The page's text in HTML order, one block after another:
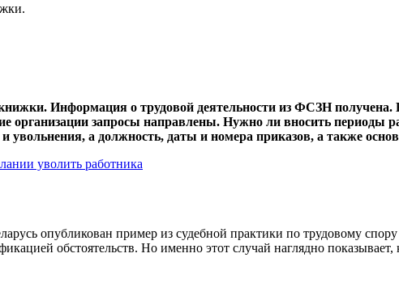
Информация о трудовой деятельности из ФСЗН
организации запросы направлены. Нужно ли вносить периоды
а должность, даты и номера приказов, а также
уволить работника
опубликован пример из судебной практики по трудовому
обстоятельств. Но именно этот случай наглядно